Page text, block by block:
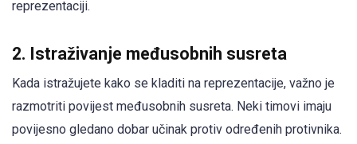
reprezentaciji.
2. Istraživanje međusobnih susreta
Kada istražujete kako se kladiti na reprezentacije, važno je
razmotriti povijest međusobnih susreta. Neki timovi imaju
povijesno gledano dobar učinak protiv određenih protivnika.